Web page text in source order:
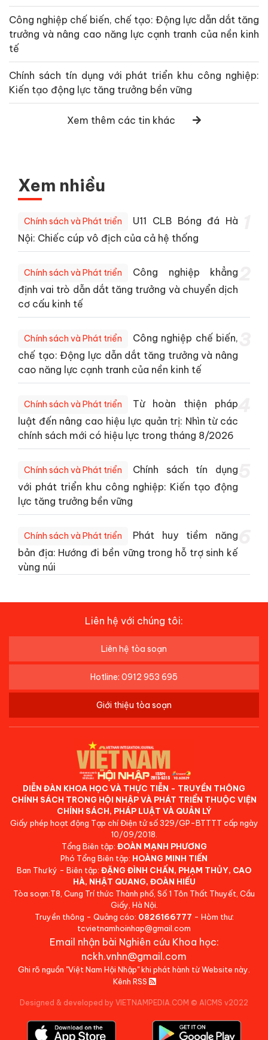
Công nghiệp chế biến, chế tạo: Động lực dẫn dắt tăng
trưởng và nâng cao năng lực cạnh tranh của nền kinh
tế
Chính sách tín dụng với phát triển khu công nghiệp:
Kiến tạo động lực tăng trưởng bền vững
Xem thêm các tin khác
Xem nhiều
Chính sách và Phát triển
U11 CLB Bóng đá Hà
Nội: Chiếc cúp vô địch của cả hệ thống
Chính sách và Phát triển
Công nghiệp khẳng
định vai trò dẫn dắt tăng trưởng và chuyển dịch
cơ cấu kinh tế
Chính sách và Phát triển
Công nghiệp chế biến,
chế tạo: Động lực dẫn dắt tăng trưởng và nâng
cao năng lực cạnh tranh của nền kinh tế
Chính sách và Phát triển
Từ hoàn thiện pháp
luật đến nâng cao hiệu lực quản trị: Nhìn từ các
chính sách mới có hiệu lực trong tháng 8/2026
Chính sách và Phát triển
Chính sách tín dụng
với phát triển khu công nghiệp: Kiến tạo động
lực tăng trưởng bền vững
Chính sách và Phát triển
Phát huy tiềm năng
bản địa: Hướng đi bền vững trong hỗ trợ sinh kế
vùng núi
Liên hệ với chúng tôi:
Liên hệ tòa soạn
Hotline: 0912 953 695
Giới thiệu tòa soạn
DIỄN ĐÀN KHOA HỌC VÀ THỰC TIỄN - TRUYỀN THÔNG
CHÍNH SÁCH TRONG HỘI NHẬP VÀ PHÁT TRIỂN THUỘC VIỆN
CHÍNH SÁCH, PHÁP LUẬT VÀ QUẢN LÝ
Giấy phép hoạt động Tạp chí Điện tử số 329/GP-BTTTT cấp ngày
10/09/2018.
Tổng Biên tập: ĐOÀN MẠNH PHƯƠNG
Phó Tổng Biên tập: HOÀNG MINH TIẾN
Ban Thư ký - Biên tập: ĐẶNG ĐÌNH CHẤN, PHẠM THỦY, CAO
HÀ, NHẬT QUANG, ĐOÀN HIẾU
Tòa soạn:T8, Cung Trí thức Thành phố, Số 1 Tôn Thất Thuyết, Cầu
Giấy, Hà Nội.
Truyền thông - Quảng cáo: 0826166777 - Hòm thư:
tcvietnamhoinhap@gmail.com
Email nhận bài Nghiên cứu Khoa học:
nckh.vnhn@gmail.com
Ghi rõ nguồn "Việt Nam Hội Nhập" khi phát hành từ Website này.
Kênh RSS
Designed & developed by VIETNAMPEDIA.COM © AICMS v2022